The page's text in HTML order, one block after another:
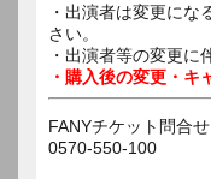
・出演者は変更に
さい。
・出演者等の変更に
・購入後の変更・キ
FANYチケット問合
0570-550-100